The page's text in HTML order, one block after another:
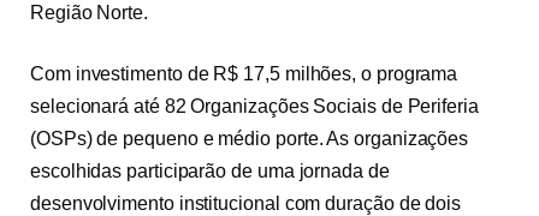
Região Norte.
Com investimento de R$ 17,5 milhões, o programa
selecionará até 82 Organizações Sociais de Periferia
(OSPs) de pequeno e médio porte. As organizações
escolhidas participarão de uma jornada de
desenvolvimento institucional com duração de dois